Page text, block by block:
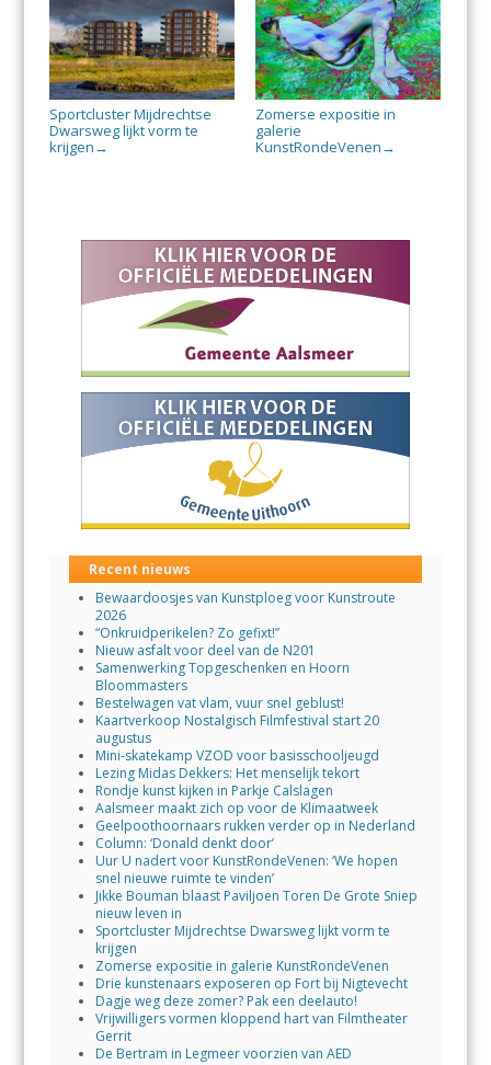
Sportcluster Mijdrechtse
Dwarsweg lijkt vorm te
krijgen →
Zomerse expositie in
galerie
KunstRondeVenen →
Recent nieuws
Bewaardoosjes van Kunstploeg voor Kunstroute
2026
“Onkruidperikelen? Zo gefixt!”
Nieuw asfalt voor deel van de N201
Samenwerking Topgeschenken en Hoorn
Bloommasters
Bestelwagen vat vlam, vuur snel geblust!
Kaartverkoop Nostalgisch Filmfestival start 20
augustus
Mini-skatekamp VZOD voor basisschooljeugd
Lezing Midas Dekkers: Het menselijk tekort
Rondje kunst kijken in Parkje Calslagen
Aalsmeer maakt zich op voor de Klimaatweek
Geelpoothoornaars rukken verder op in Nederland
Column: ‘Donald denkt door’
Uur U nadert voor KunstRondeVenen: ‘We hopen
snel nieuwe ruimte te vinden’
Jikke Bouman blaast Paviljoen Toren De Grote Sniep
nieuw leven in
Sportcluster Mijdrechtse Dwarsweg lijkt vorm te
krijgen
Zomerse expositie in galerie KunstRondeVenen
Drie kunstenaars exposeren op Fort bij Nigtevecht
Dagje weg deze zomer? Pak een deelauto!
Vrijwilligers vormen kloppend hart van Filmtheater
Gerrit
De Bertram in Legmeer voorzien van AED